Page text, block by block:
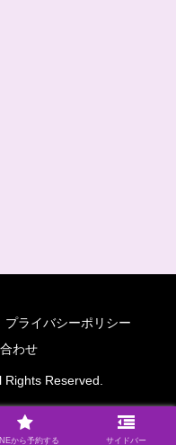
プライバシーポリシー
わせ
Reserved.
から予約する サイドバー